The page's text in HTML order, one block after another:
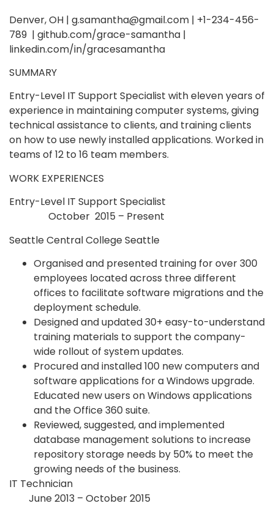
Denver, OH | g.samantha@gmail.com | +1-234-456-
789 | github.com/grace-samantha |
linkedin.com/in/gracesamantha
SUMMARY
Entry-Level IT Support Specialist with eleven years of
experience in maintaining computer systems, giving
technical assistance to clients, and training clients
on how to use newly installed applications. Worked in
teams of 12 to 16 team members.
WORK EXPERIENCES
Entry-Level IT Support Specialist
October 2015 – Present
Seattle Central College Seattle
Organised and presented training for over 300
employees located across three different
offices to facilitate software migrations and the
deployment schedule.
Designed and updated 30+ easy-to-understand
training materials to support the company-
wide rollout of system updates.
Procured and installed 100 new computers and
software applications for a Windows upgrade.
Educated new users on Windows applications
and the Office 360 suite.
Reviewed, suggested, and implemented
database management solutions to increase
repository storage needs by 50% to meet the
growing needs of the business.
IT Technician
June 2013 – October 2015